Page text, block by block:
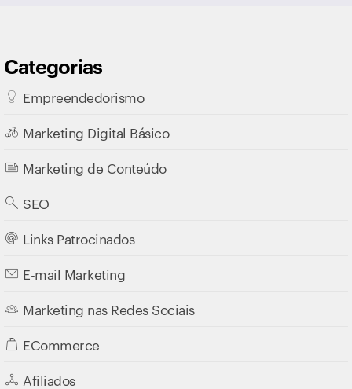
Categorias
Empreendedorismo
Marketing Digital Básico
Marketing de Conteúdo
SEO
Links Patrocinados
E-mail Marketing
Marketing nas Redes Sociais
ECommerce
Afiliados